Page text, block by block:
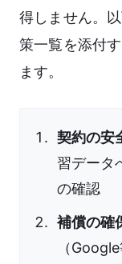
得しません。
策一覧を添付
ます。
契約の安
習データ
の確認
補償の確
（